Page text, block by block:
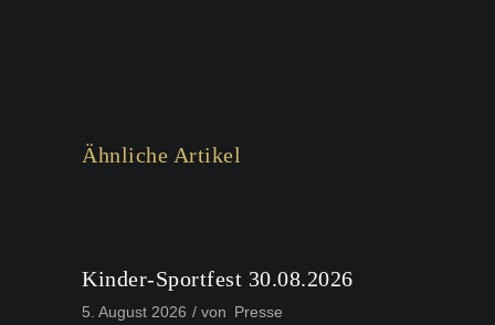
Ähnliche Artikel
Kinder-Sportfest 30.08.2026
5. August 2026 von Presse